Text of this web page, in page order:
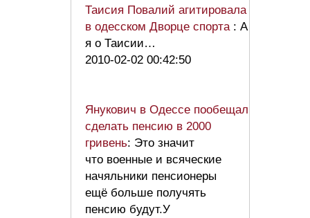
Таисия Повалий агитировала
в одесском Дворце спорта : А
я о Таисии…
2010-02-02 00:42:50
Янукович в Одессе пообещал
сделать пенсию в 2000
гривень: Это значит
что военные и всяческие
начяльники пенсионеры
ещё больше получять
пенсию будут.У